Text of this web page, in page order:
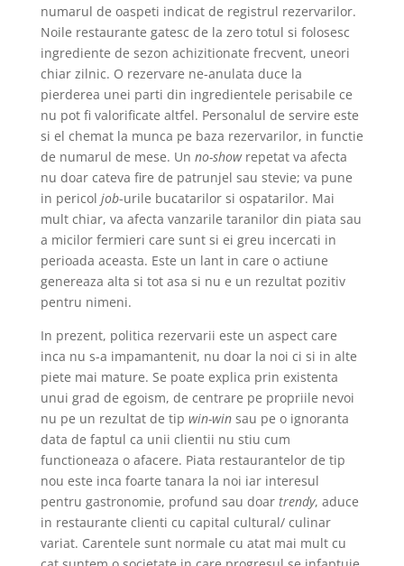
numarul de oaspeti indicat de registrul rezervarilor.
Noile restaurante gatesc de la zero totul si folosesc
ingrediente de sezon achizitionate frecvent, uneori
chiar zilnic. O rezervare ne-anulata duce la
pierderea unei parti din ingredientele perisabile ce
nu pot fi valorificate altfel. Personalul de servire este
si el chemat la munca pe baza rezervarilor, in functie
de numarul de mese. Un no-showrepetat va afecta
nu doar cateva fire de patrunjel sau stevie; va pune
in pericol job-urile bucatarilor si ospatarilor. Mai
mult chiar, va afecta vanzarile taranilor din piata sau
a micilor fermieri care sunt si ei greu incercati in
perioada aceasta. Este un lant in care o actiune
genereaza alta si tot asa si nu e un rezultat pozitiv
pentru nimeni.
In prezent, politica rezervarii este un aspect care
inca nu s-a impamantenit, nu doar la noi ci si in alte
piete mai mature. Se poate explica prin existenta
unui grad de egoism, de centrare pe propriile nevoi
nu pe un rezultat de tip win-win sau pe o ignoranta
data de faptul ca unii clientii nu stiu cum
functioneaza o afacere. Piata restaurantelor de tip
nou este inca foarte tanara la noi iar interesul
pentru gastronomie, profund sau doar trendy, aduce
in restaurante clienti cu capital cultural/ culinar
variat. Carentele sunt normale cu atat mai mult cu